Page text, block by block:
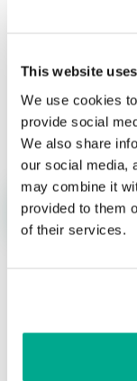
This website
We use cookies
provide social
We also share
our social media,
may combine it
provided to them
of their services.
Nombre*